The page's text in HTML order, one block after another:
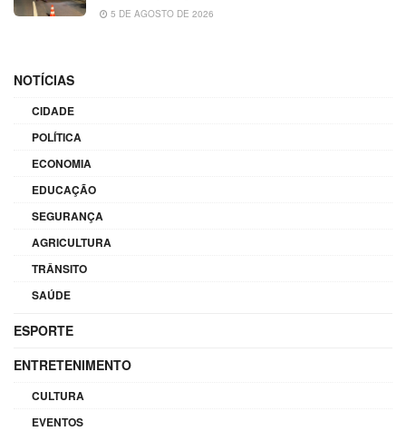
5 DE AGOSTO DE 2026
NOTÍCIAS
CIDADE
POLÍTICA
ECONOMIA
EDUCAÇÃO
SEGURANÇA
AGRICULTURA
TRÂNSITO
SAÚDE
ESPORTE
ENTRETENIMENTO
CULTURA
EVENTOS